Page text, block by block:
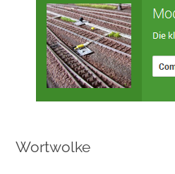
Wortwolke